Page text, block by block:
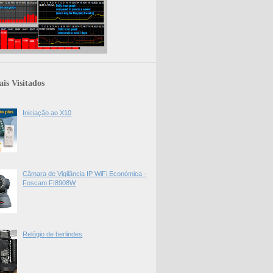
Visitados
Iniciação ao X10
Câmara de Vigilância IP WiFi Económica -
Foscam FI8908W
Relógio de berlindes